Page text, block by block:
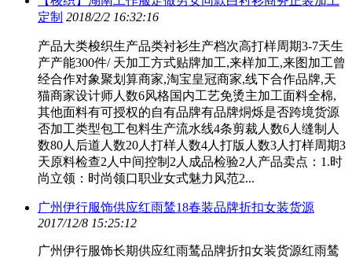
定制 2018/2/2 16:32:16
产品大类梭织生产品类衬衫生产档次高打样周期3-7天生
产产能300件/ 天加工方式贴牌加工,来样加工,来图加工曾
经合作对象聚划算商家,淘宝皇冠商家,线下合作品牌,天
猫商家设计师人数6风格国内工艺免烫主加工面料全棉,
其他面料有可授权的自有品牌有品牌烔烁是否跨境货源
否加工类型包工包料生产流水线4条剪裁人数6人缝制人
数80人后道人数20人打样人数4人打版人数3人打样周期3
天原料检查2人中间控制2人成品检验2人产品卖点：1.时
尚立领：时尚领口职业女式魅力风范2...
广州伊行服饰供应红雨鸶18春装品牌折扣女装货源
2017/12/8 15:25:12
广州伊行服饰长期供应红雨鸶品牌折扣女装货源红雨鸶